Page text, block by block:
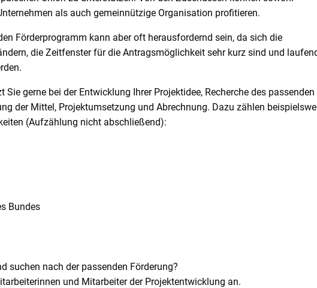
als auch gemeinnützige Organisation profitieren.
Förderprogramm kann aber oft herausfordernd sein, da sich die
die Zeitfenster für die Antragsmöglichkeit sehr kurz sind und
Sie gerne bei der Entwicklung Ihrer Projektidee, Recherche des passenden
der Mittel, Projektumsetzung und Abrechnung. Dazu zählen
(Aufzählung nicht abschließend):
Bundes
suchen nach der passenden Förderung?
und Mitarbeiter der Projektentwicklung an.